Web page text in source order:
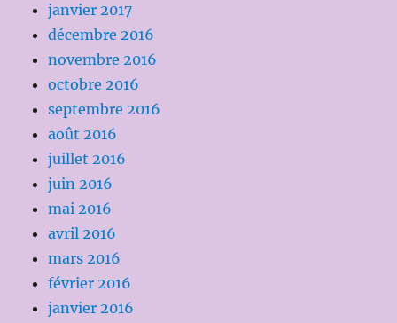
janvier 2017
décembre 2016
novembre 2016
octobre 2016
septembre 2016
août 2016
juillet 2016
juin 2016
mai 2016
avril 2016
mars 2016
février 2016
janvier 2016